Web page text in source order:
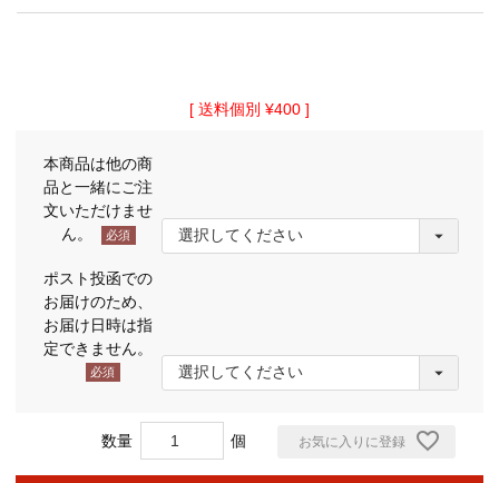
送料個別 ¥400
本商品は他の商
品と一緒にご注
文いただけませ
ん。
須)
ポスト投函での
お届けのため、
お届け日時は指
定できません。
お気に入りに登録